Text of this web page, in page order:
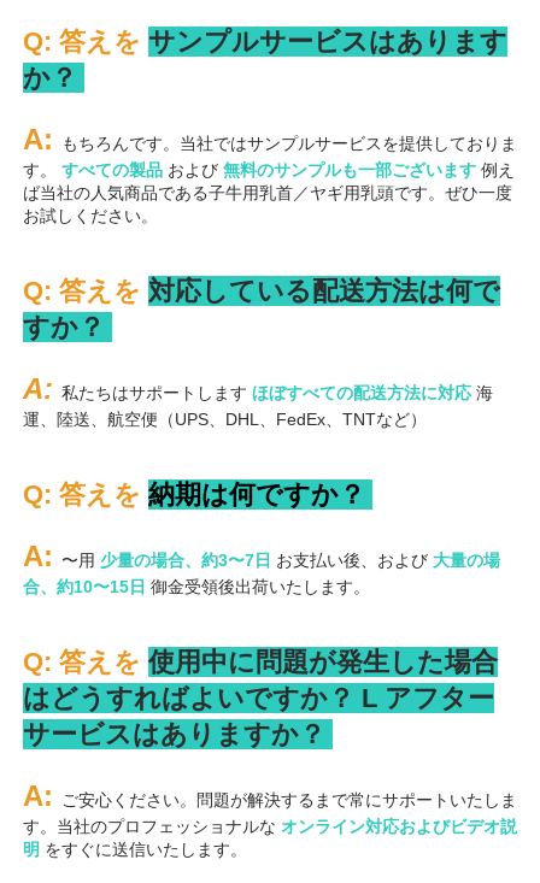
Q: 答えを サンプルサービスはあります
か？
A:
もちろんです。当社ではサンプルサービスを提供しておりま
す。 すべての製品 および 無料のサンプルも一部ございます 例え
ば当社の人気商品である子牛用乳首／ヤギ用乳頭です。ぜひ一度
お試しください。
Q: 答えを 対応している配送方法は何で
すか？
A: 私たちはサポートします ほぼすべての配送方法に対応 海
運、陸送、航空便（UPS、DHL、FedEx、TNTなど）
Q: 答えを 納期は何ですか？
A: 〜用 少量の場合、約3〜7日 お支払い後、および 大量の場
合、約10〜15日 御金受領後出荷いたします。
Q: 答えを 使用中に問題が発生した場合
はどうすればよいですか？ L アフター
サービスはありますか？
A:
ご安心ください。問題が解決するまで常にサポートいたしま
す。当社のプロフェッショナルな オンライン対応およびビデオ説
明 をすぐに送信いたします。